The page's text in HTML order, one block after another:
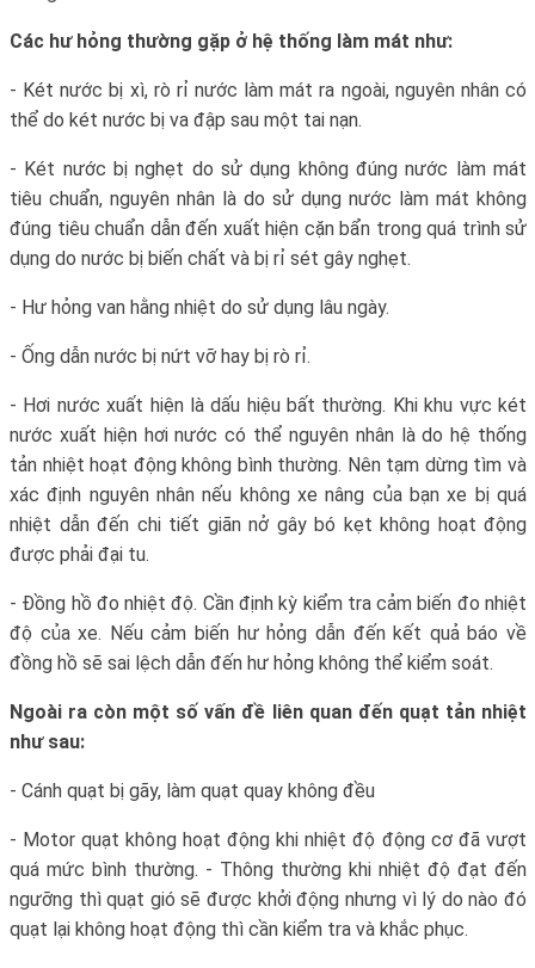
Các hư hỏng thường gặp ở hệ thống làm mát như:
- Két nước bị xì, rò rỉ nước làm mát ra ngoài, nguyên nhân có
thể do két nước bị va đập sau một tai nạn.
- Két nước bị nghẹt do sử dụng không đúng nước làm mát
tiêu chuẩn, nguyên nhân là do sử dụng nước làm mát không
đúng tiêu chuẩn dẫn đến xuất hiện cặn bẩn trong quá trình sử
dụng do nước bị biến chất và bị rỉ sét gây nghẹt.
- Hư hỏng van hằng nhiệt do sử dụng lâu ngày.
- Ống dẫn nước bị nứt vỡ hay bị rò rỉ.
- Hơi nước xuất hiện là dấu hiệu bất thường. Khi khu vực két
nước xuất hiện hơi nước có thể nguyên nhân là do hệ thống
tản nhiệt hoạt động không bình thường. Nên tạm dừng tìm và
xác định nguyên nhân nếu không xe nâng của bạn xe bị quá
nhiệt dẫn đến chi tiết giãn nở gây bó kẹt không hoạt động
được phải đại tu.
- Đồng hồ đo nhiệt độ. Cần định kỳ kiểm tra cảm biến đo nhiệt
độ của xe. Nếu cảm biến hư hỏng dẫn đến kết quả báo về
đồng hồ sẽ sai lệch dẫn đến hư hỏng không thể kiểm soát.
Ngoài ra còn một số vấn đề liên quan đến quạt tản nhiệt
như sau:
- Cánh quạt bị gãy, làm quạt quay không đều
- Motor quạt không hoạt động khi nhiệt độ động cơ đã vượt
quá mức bình thường. - Thông thường khi nhiệt độ đạt đến
ngưỡng thì quạt gió sẽ được khởi động nhưng vì lý do nào đó
quạt lại không hoạt động thì cần kiểm tra và khắc phục.